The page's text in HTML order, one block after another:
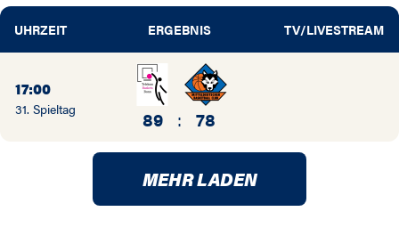
UHRZEIT ERGEBNIS TV/LIVESTREAM
17:00
31. Spieltag 89 : 78
MEHR LADEN